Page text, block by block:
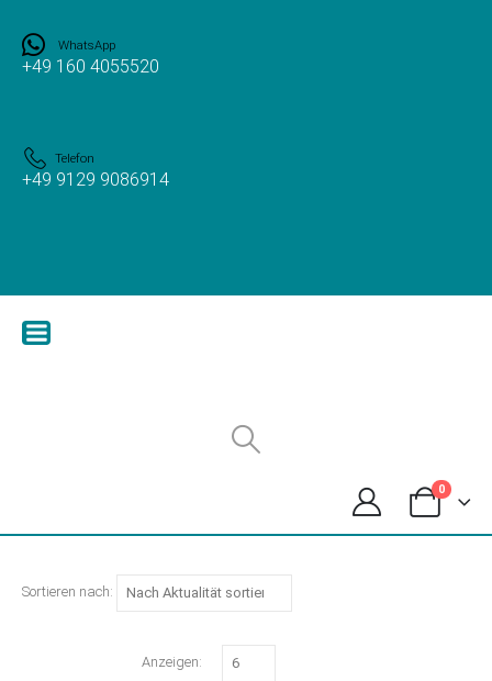
WhatsApp
+49 160 4055520
Telefon
+49 9129 9086914
0
Sortieren nach:
Anzeigen: